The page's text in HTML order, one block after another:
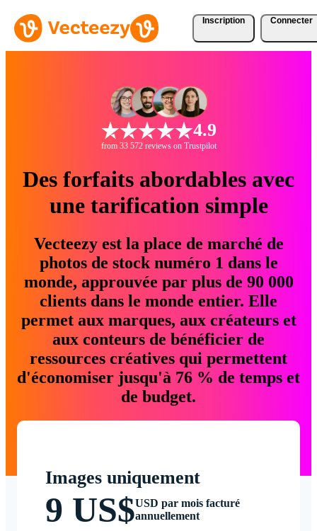
Inscription Connecter
4.9
from 33 572 reviews on Trustpilot
Des forfaits abordables avec
une tarification simple
Vecteezy est la place de marché de
photos de stock numéro 1 dans le
monde, approuvée par plus de 90 000
clients dans le monde entier. Elle
permet aux marques, aux créateurs et
aux conteurs de bénéficier de
ressources créatives qui permettent
d'économiser jusqu'à 76 % de temps et
de budget.
Images uniquement
9 US$USD par mois facturé
annuellement